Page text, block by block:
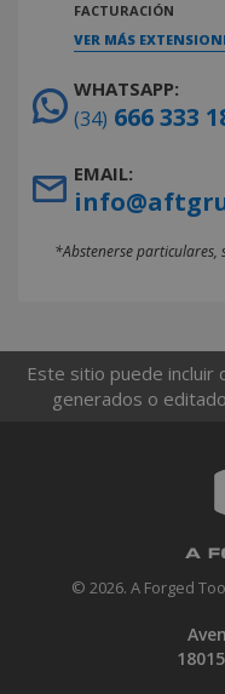
FACTURACIÓN
VER MÁS
WHATSAPP:
(34) 666 333
EMAIL:
*Abstenerse particulares,
Este sitio puede incluir
generados o
© 2026. A Forged